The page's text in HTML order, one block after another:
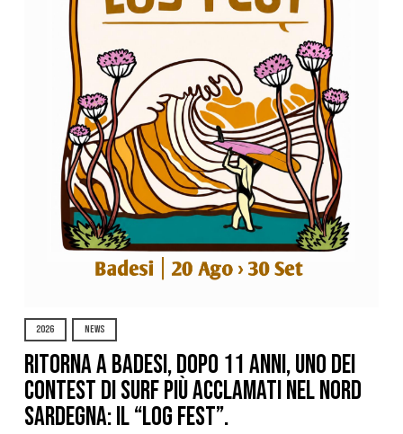
2026 NEWS
Ritorna a Badesi, dopo 11 anni, uno dei
contest di surf più acclamati nel nord
Sardegna: il “Log Fest”.